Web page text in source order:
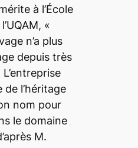
à l’École
«
n’a plus
depuis très
de l’héritage
nom pour
le domaine
M.